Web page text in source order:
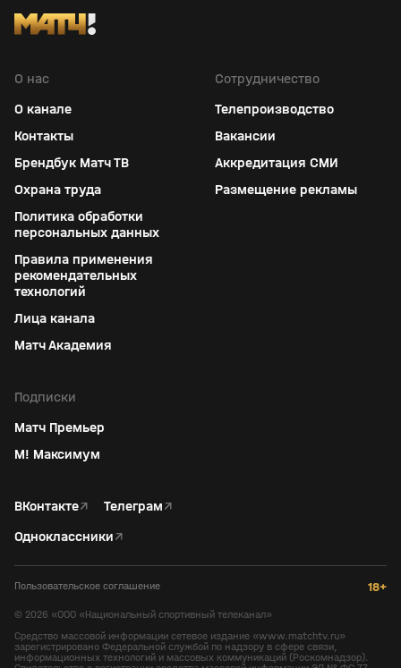
О нас
О канале
Контакты
Брендбук Матч ТВ
Охрана труда
Политика обработки
персональных данных
Правила применения
рекомендательных
технологий
Лица канала
Матч Академия
Сотрудничество
Телепроизводство
Вакансии
Аккредитация СМИ
Размещение рекламы
Подписки
Матч Премьер
М! Максимум
ВКонтакте↗ Телеграм↗
Одноклассники↗
Пользовательское соглашение 18+
© 2026 «ООО «Национальный спортивный телеканал»
Средство массовой информации сетевое издание «www.matchtv.ru»
зарегистрировано Федеральной службой по надзору в сфере связи,
информационных технологий и массовых коммуникаций (Роскомнадзор).